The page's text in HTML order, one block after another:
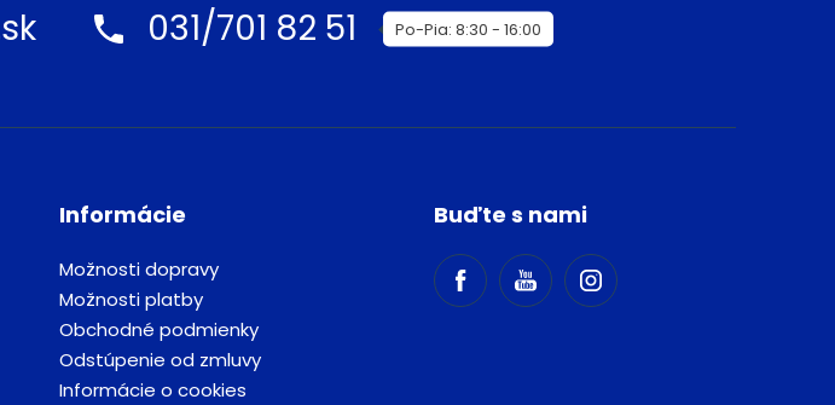
031/701 82 51 Po-Pia: 8:30 - 16:00
Informácie
Možnosti dopravy
Možnosti platby
Obchodné podmienky
Odstúpenie od zmluvy
Informácie o cookies
Buďte s nami